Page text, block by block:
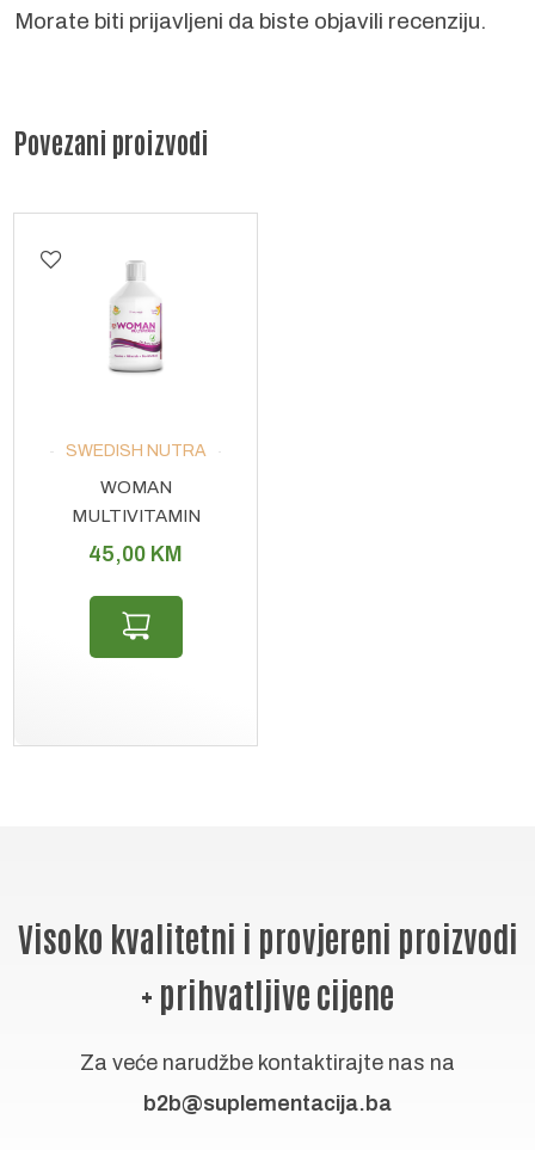
Morate biti prijavljeni da biste objavili recenziju.
Povezani proizvodi
SWEDISH NUTRA
WOMAN
MULTIVITAMIN
45,00 KM
Visoko kvalitetni i provjereni proizvodi
+ prihvatljive cijene
Za veće narudžbe kontaktirajte nas na
b2b@suplementacija.ba